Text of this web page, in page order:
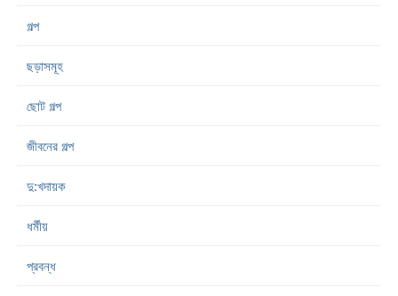
গল্প
ছড়াসমূহ
ছোট গল্প
জীবনের গল্প
দু:খদায়ক
ধর্মীয়
প্রবন্ধ